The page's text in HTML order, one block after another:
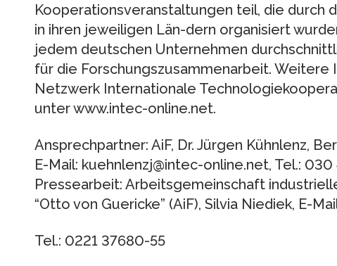
Kooperationsveranstaltungen teil, die durch
in ihren jeweiligen Län-dern organisiert
jedem deutschen Unternehmen
für die Forschungszusammenarbeit. Weitere
Netzwerk Internationale
unter www.intec-online.net.
Ansprechpartner: AiF, Dr. Jürgen Kühnlenz,
E-Mail: kuehnlenzj@intec-online.net, Tel.:
Pressearbeit: Arbeitsgemeinschaft
“Otto von Guericke” (AiF), Silvia Niediek, E-
Tel.: 0221 37680-55